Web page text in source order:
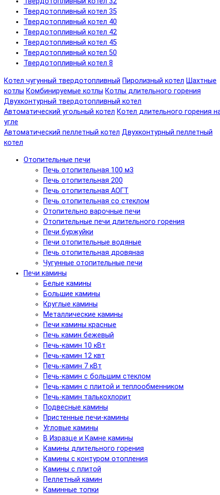
Твердотопливный котел 35
Твердотопливный котел 40
Твердотопливный котел 42
Твердотопливный котел 45
Твердотопливный котел 50
Твердотопливный котел 8
Котел чугунный твердотопливный Пиролизный котел Шахтные
котлы Комбинируемые котлы Котлы длительного горения
Двухконтурный твердотопливный котел
Автоматический угольный котел Котел длительного горения
угле
Автоматический пеллетный котел Двухконтурный пеллетный
котел
Отопительные печи
Печь отопительная 100 м3
Печь отопительная 200
Печь отопительная АОГТ
Печь отопительная со стеклом
Отопительно варочные печи
Отопительные печи длительного горения
Печи буржуйки
Печи отопительные водяные
Печь отопительная дровяная
Чугунные отопительные печи
Печи камины
Белые камины
Большие камины
Круглые камины
Металлические камины
Печи камины красные
Печь камин бежевый
Печь-камин 10 кВт
Печь-камин 12 квт
Печь-камин 7 кВт
Печь-камин с большим стеклом
Печь-камин с плитой и теплообменником
Печь-камин талькохлорит
Подвесные камины
Пристенные печи-камины
Угловые камины
В Изразце и Камне камины
Камины длительного горения
Камины с контуром отопления
Камины с плитой
Пеллетный камин
Каминные топки